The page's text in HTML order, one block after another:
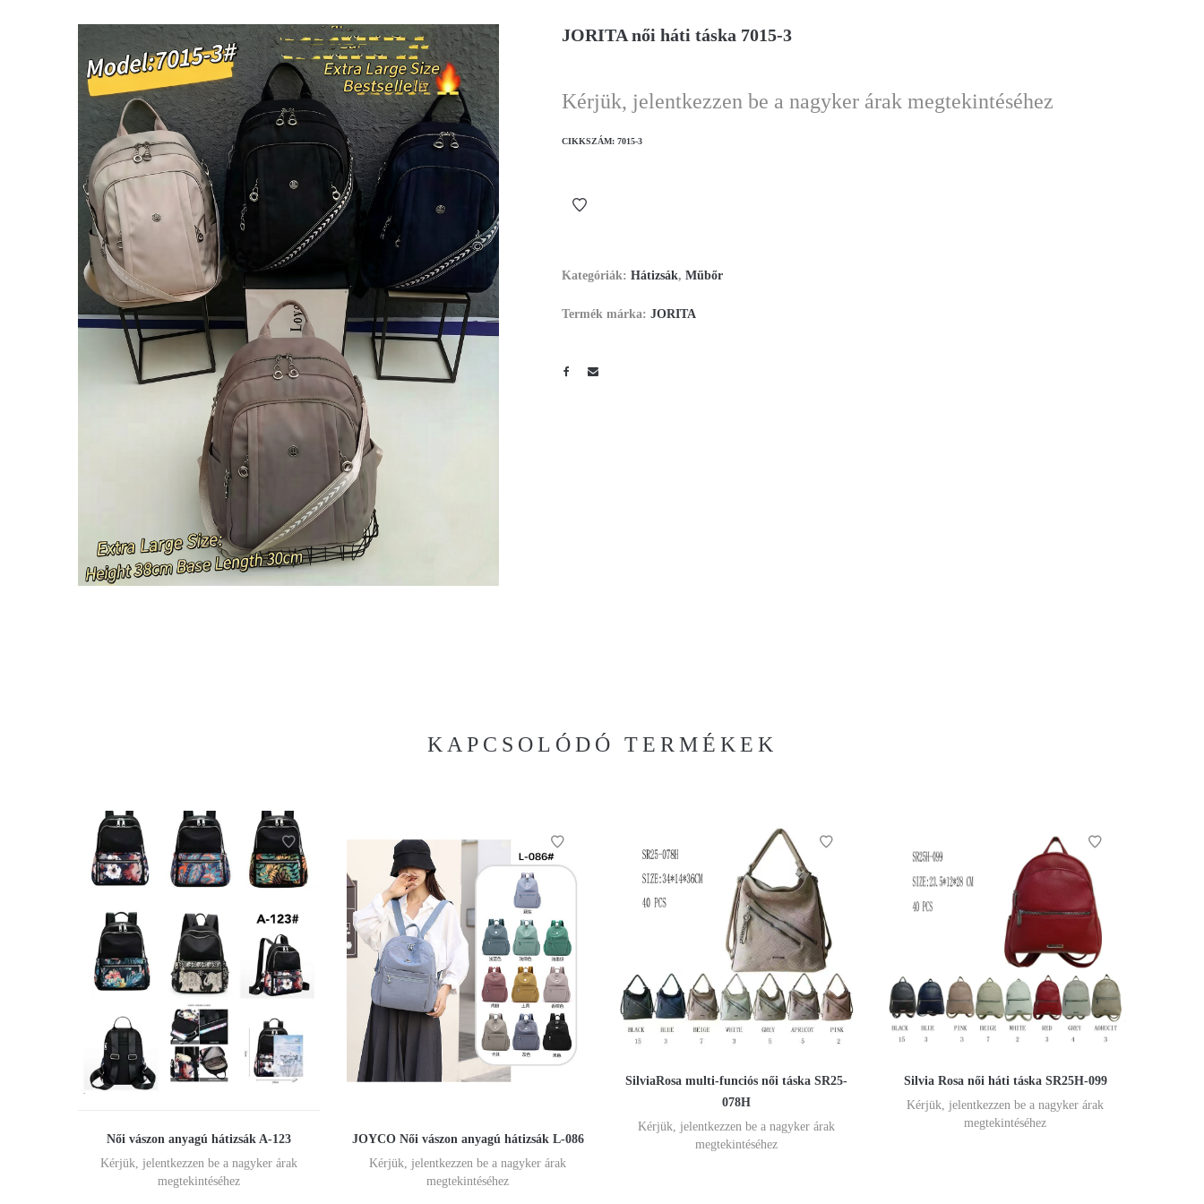
JORITA női háti táska 7015-3
Kérjük, jelentkezzen be a nagyker árak megtekintéséhez
CIKKSZÁM: 7015-3
Kategóriák: Hátizsák, Műbőr
Termék márka: JORITA
KAPCSOLÓDÓ TERMÉKEK
Női vászon anyagú hátizsák A-123
Kérjük, jelentkezzen be a nagyker árak
megtekintéséhez
JOYCO Női vászon anyagú hátizsák L-086
Kérjük, jelentkezzen be a nagyker árak
megtekintéséhez
SilviaRosa multi-funciós női táska SR25-
078H
Kérjük, jelentkezzen be a nagyker árak
megtekintéséhez
Silvia Rosa női háti táska SR25H-099
Kérjük, jelentkezzen be a nagyker árak
megtekintéséhez